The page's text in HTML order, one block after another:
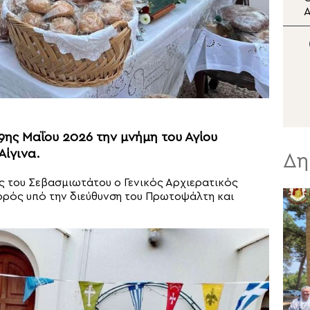
Μαΐου 2026 την μνήμη του Αγίου
Σεβασμιωτάτου ο Γενικός Αρχιερατικός
υπό την διεύθυνση του Πρωτοψάλτη και
Η αδυναμία της απιστίας